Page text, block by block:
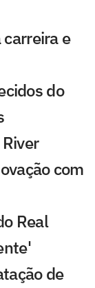
e
do
com
Real
de